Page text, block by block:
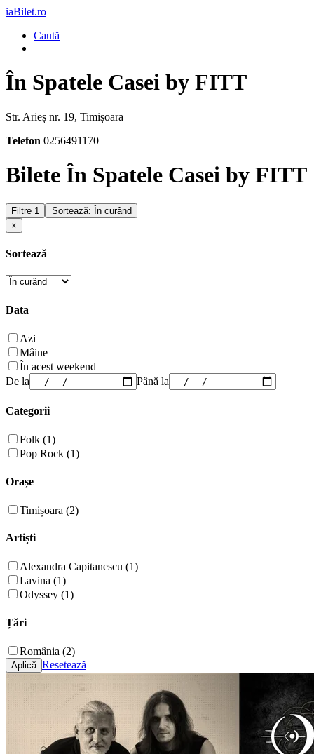
iaBilet.ro
Caută
În Spatele Casei by FITT
Str. Arieș nr. 19, Timișoara
Telefon 0256491170
Bilete În Spatele Casei by FITT
Filtre 1
Sortează: În curând
×
Sortează
Data
Azi
Mâine
În acest weekend
De la
Până la
Categorii
Folk (1)
Pop Rock (1)
Orașe
Timișoara (2)
Artiști
Alexandra Capitanescu (1)
Lavina (1)
Odyssey (1)
Țări
România (2)
Resetează